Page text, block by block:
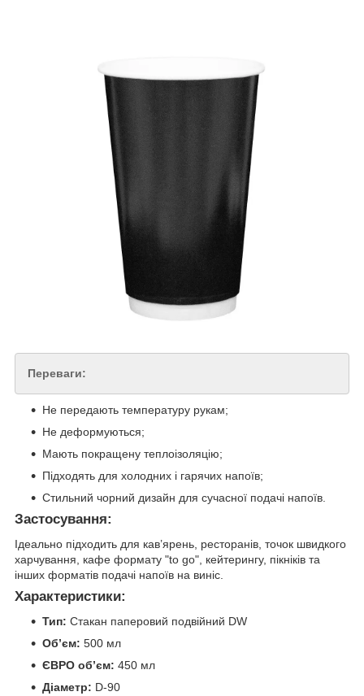
Переваги:
Не передають температуру рукам;
Не деформуються;
Мають покращену теплоізоляцію;
Підходять для холодних і гарячих напоїв;
Стильний чорний дизайн для сучасної подачі напоїв.
Застосування:
Ідеально підходить для кав’ярень, ресторанів, точок швидкого
харчування, кафе формату "to go", кейтерингу, пікніків та
інших форматів подачі напоїв на виніс.
Характеристики:
Тип: Стакан паперовий подвійний DW
Об’єм: 500 мл
ЄВРО об’єм: 450 мл
Діаметр: D-90